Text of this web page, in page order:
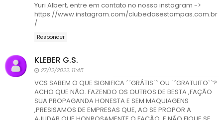
Yuri Albert, entre em contato no nosso instagram ->
https://www.instagram.com/clubedasestampas.com.br
/
Responder
KLEBER G.S.
27/12/2022, 11:45
VCS SABEM O QUE SIGNIFICA ´´GRÁTIS`` OU ´´GRATUITO``?
ACHO QUE NÃO. FAZENDO OS OUTROS DE BESTA ,FAÇÃO
SUA PROPAGANDA HONESTA E SEM MAQUIAGENS
,PRESISAMOS DE EMPRESAS QUE, AO SE PROPOR A